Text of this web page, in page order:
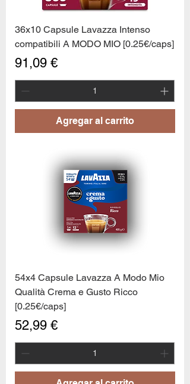
36x10 Capsule Lavazza Intenso
compatibili A MODO MIO [0.25€/caps]
Precio
91,09 €
Agregar al carrito
54x4 Capsule Lavazza A Modo Mio
Qualità Crema e Gusto Ricco
[0.25€/caps]
Precio
52,99 €